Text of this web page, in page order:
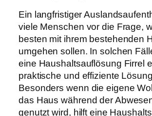
Ein langfristiger
viele Menschen vor die Frage,
besten mit ihrem bestehenden
umgehen sollen. In solchen
eine Haushaltsauflösung Firrel
praktische und effiziente
Besonders wenn die eigene
das Haus während der
genutzt wird, hilft eine